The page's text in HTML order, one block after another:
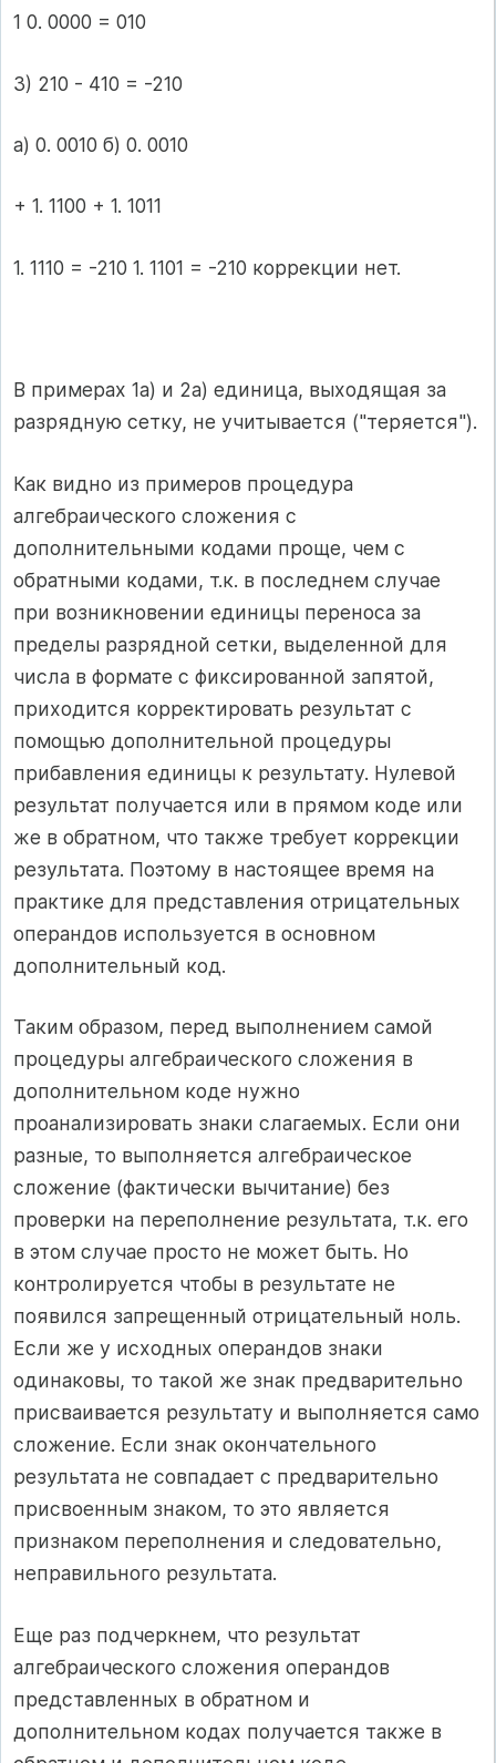
1 0. 0000 = 010
3) 210 - 410 = -210
а) 0. 0010 б) 0. 0010
+ 1. 1100 + 1. 1011
1. 1110 = -210 1. 1101 = -210 коррекции нет.
В примерах 1а) и 2а) единица, выходящая за
разрядную сетку, не учитывается ("теряется").
Как видно из примеров процедура
алгебраического сложения с
дополнительными кодами проще, чем с
обратными кодами, т.к. в последнем случае
при возникновении единицы переноса за
пределы разрядной сетки, выделенной для
числа в формате с фиксированной запятой,
приходится корректировать результат с
помощью дополнительной процедуры
прибавления единицы к результату. Нулевой
результат получается или в прямом коде или
же в обратном, что также требует коррекции
результата. Поэтому в настоящее время на
практике для представления отрицательных
операндов используется в основном
дополнительный код.
Таким образом, перед выполнением самой
процедуры алгебраического сложения в
дополнительном коде нужно
проанализировать знаки слагаемых. Если они
разные, то выполняется алгебраическое
сложение (фактически вычитание) без
проверки на переполнение результата, т.к. его
в этом случае просто не может быть. Но
контролируется чтобы в результате не
появился запрещенный отрицательный ноль.
Если же у исходных операндов знаки
одинаковы, то такой же знак предварительно
присваивается результату и выполняется само
сложение. Если знак окончательного
результата не совпадает с предварительно
присвоенным знаком, то это является
признаком переполнения и следовательно,
неправильного результата.
Еще раз подчеркнем, что результат
алгебраического сложения операндов
представленных в обратном и
дополнительном кодах получается также в